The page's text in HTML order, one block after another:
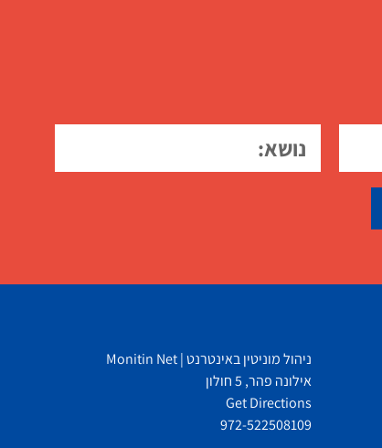
ניהול מוניטין באינטרנט | Monitin Net
אילונה פהר, 5 חולון
Get Directions
972-522508109